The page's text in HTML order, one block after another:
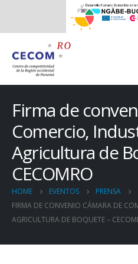
Firma de
Comercio,
Agricultura de
CECOMRO
HOME EVENTOS
PRENSA
FIRMA DE CONVENIO CÁMARA DE
AGRICULTURA DE BOQUETE –